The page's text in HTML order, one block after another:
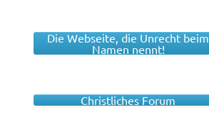
Die Webseite, die Unrecht beim
Namen nennt!
Christliches Forum